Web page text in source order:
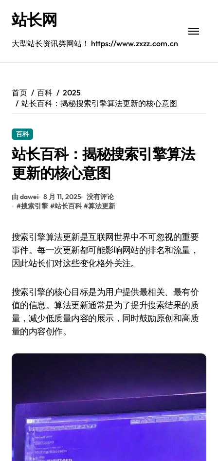
站长网
大型站长资讯类网站！ https://www.zxzz.com.cn
首页 百科
2025
站长百科：揭秘搜索引擎算法更新的核心意图
百科
站长百科：揭秘搜索引擎算法
更新的核心意图
由 dawei 8 月 11, 2025 没有评论
#搜索引擎 #站长百科 #算法更新
搜索引擎算法更新是互联网世界中不可忽视的重要
事件。每一次更新都可能影响网站的排名和流量，
因此站长们对这些变化格外关注。
搜索引擎的核心目标是为用户提供最相关、最有价
值的信息。算法更新通常是为了提升搜索结果的质
量，减少低质量内容的展示，同时鼓励原创和高质
量的内容创作。